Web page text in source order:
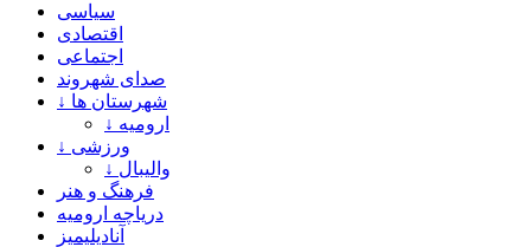
سیاسی
اقتصادی
اجتماعی
صدای شهروند
↓ شهرستان ها
↓ ارومیه
↓ ورزشی
↓ والیبال
فرهنگ و هنر
دریاچه ارومیه
آنادیلیمیز